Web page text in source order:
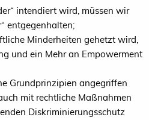
intendiert wird, müssen wir
entgegenhalten;
Minderheiten gehetzt wird,
und ein Mehr an Empowerment
Grundprinzipien angegriffen
mit rechtliche Maßnahmen
Diskriminierungsschutz